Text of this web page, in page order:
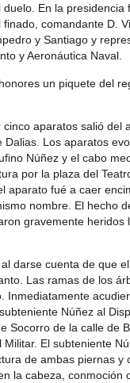
duelo. En la presidencia
finado, comandante D.
y Santiago y
y Aeronáutica Naval.
un piquete del
aparatos salió del
Los aparatos
Núñez y el cabo
por la plaza del
aparato fué a caer
nombre. El hecho
gravemente heridos
darse cuenta de que
Las ramas de los
Inmediatamente
Núñez al
Socorro de la calle de
El subteniente
de ambas piernas y
la cabeza, conmoción